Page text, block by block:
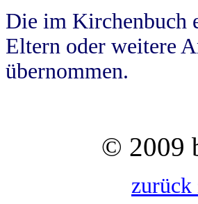
Die im Kirchenbuch
Eltern oder weitere
übernommen.
© 2009
zurück